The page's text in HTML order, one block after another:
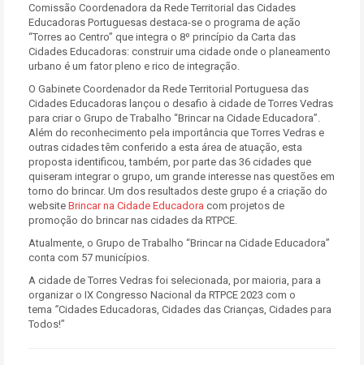
Comissão Coordenadora da Rede Territorial das Cidades
Educadoras Portuguesas destaca-se o programa de ação
“Torres ao Centro” que integra o 8º princípio da Carta das
Cidades Educadoras: construir uma cidade onde o planeamento
urbano é um fator pleno e rico de integração.
O Gabinete Coordenador da Rede Territorial Portuguesa das
Cidades Educadoras lançou o desafio à cidade de Torres Vedras
para criar o Grupo de Trabalho “Brincar na Cidade Educadora”.
A lém do reconhecimento pela importância que Torres Vedras e
outras cidades têm conferido a esta área de atuação, esta
proposta identificou, também, por parte das 36 cidades que
quiseram integrar o grupo, um grande interesse nas questões em
torno do brincar. Um dos resultados deste grupo é a criação do
website Brincar na Cidade Educadora com projetos de
promoção do brincar nas cidades da RTPCE.
Atualmente, o Grupo de Trabalho “Brincar na Cidade Educadora”
conta com 57 municípios.
A cidade de Torres Vedras foi selecionada, por maioria, para a
organizar o IX Congresso Nacional da RTPCE 2023 com o
tema “Cidades Educadoras, Cidades das Crianças, Cidades para
Todos!”